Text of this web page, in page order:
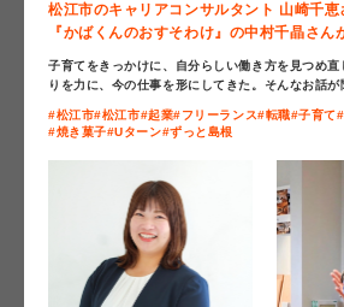
松江市のキャリアコンサルタント 山崎千
『かばくんのおすそわけ』の中村千晶さん
子育てをきっかけに、自分らしい働き方を見つめ
りを力に、今の仕事を形にしてきた。そんなお話が
#松江市#松江市#起業#フリーランス#転職#子育て
#焼き菓子#Uターン#ずっと島根